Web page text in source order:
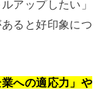
アップしたい」
ると好印象につ
への適応力」や